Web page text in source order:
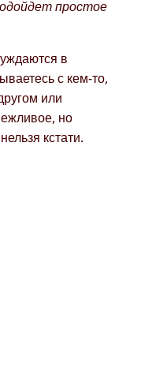
простое
в
с кем-то,
или
но
кстати.